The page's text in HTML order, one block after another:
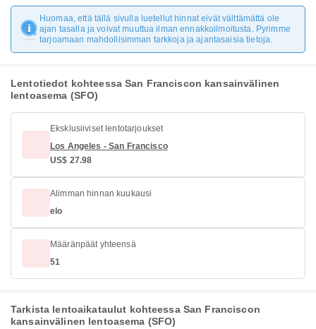
Huomaa, että tällä sivulla luetellut hinnat eivät välttämättä ole
ajan tasalla ja voivat muuttua ilman ennakkoilmoitusta. Pyrimme
tarjoamaan mahdollisimman tarkkoja ja ajantasaisia tietoja.
Lentotiedot kohteessa San Franciscon kansainvälinen
lentoasema (SFO)
Eksklusiiviset lentotarjoukset
Los Angeles - San Francisco
US$ 27.98
Alimman hinnan kuukausi
elo
Määränpäät yhteensä
51
Tarkista lentoaikataulut kohteessa San Franciscon
kansainvälinen lentoasema (SFO)